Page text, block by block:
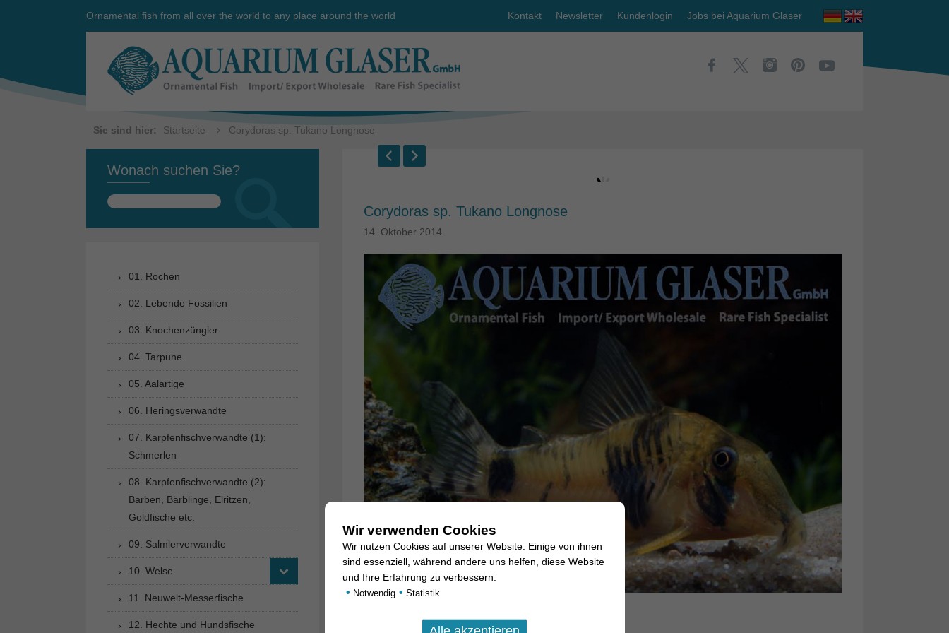
Ornamental fish from all over the world to any place around the world Kontakt Newsletter Kundenlogin Jobs bei Aquarium Glaser
Sie sind hier: Startseite Corydoras sp. Tukano Longnose
Corydoras sp. Tukano Longnose
14. Oktober 2014
Wonach suchen Sie?
Suchen
01. Rochen
02. Lebende Fossilien
03. Knochenzüngler
04. Tarpune
05. Aalartige
06. Heringsverwandte
07. Karpfenfischverwandte (1):
Schmerlen
08. Karpfenfischverwandte (2):
Barben, Bärblinge, Elritzen,
Goldfische etc.
09. Salmlerverwandte
10. Welse
11. Neuwelt-Messerfische
12. Hechte und Hundsfische
Wir verwenden Cookies
Wir nutzen Cookies auf unserer Website. Einige von ihnen
sind essenziell, während andere uns helfen, diese Website
und Ihre Erfahrung zu verbessern.
• Notwendig • Statistik